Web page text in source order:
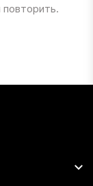
повторить.